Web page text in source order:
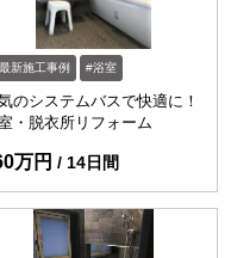
最新施工事例 浴室
のシステムバスで快適に！
・脱衣所リフォーム
万円 14日間